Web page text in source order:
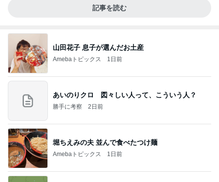
記事を読む
山田花子 息子が選んだお土産
Amebaトピックス 1日前
あいのりクロ 図々しい人って、こういう人？
勝手に考察 2日前
堀ちえみの夫 並んで食べたつけ麺
Amebaトピックス 1日前